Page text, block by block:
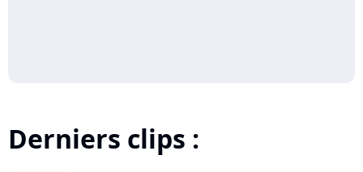
Derniers clips :